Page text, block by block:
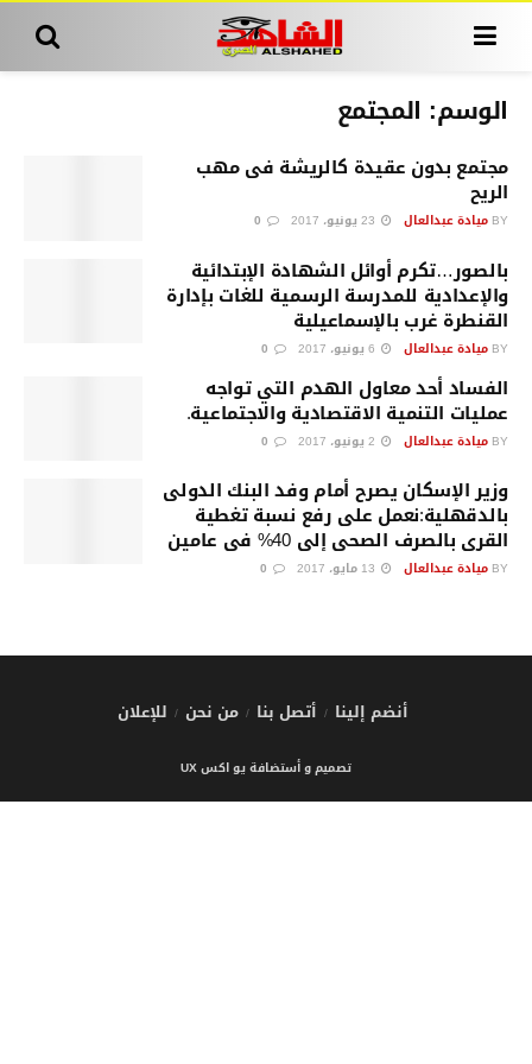
الوسم: المجتمع
مجتمع بدون عقيدة كالريشة فى مهب
الريح
BY ميادة عبدالعال
بالصور…تكرم أوائل الشهادة الإبتدائية
والإعدادية للمدرسة الرسمية للغات بإدارة
القنطرة غرب بالإسماعيلية
BY ميادة عبدالعال
الفساد أحد معاول الهدم التي تواجه
عمليات التنمية الاقتصادية والاجتماعية.
BY ميادة عبدالعال
وزير الإسكان يصرح أمام وفد البنك الدولى
بالدقهلية:نعمل على رفع نسبة تغطية
القرى بالصرف الصحى إلى 40% فى عامين
BY ميادة عبدالعال
أنضم إلينا أتصل بنا من نحن للإعلان
تصميم و أستضافة يو اكس UX